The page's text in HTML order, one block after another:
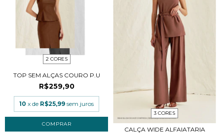
2 CORES
TOP SEM ALÇAS COURO P.U
R$259,90
10 x de R$25,99 sem juros
COMPRAR
3 CORES
CALÇA WIDE ALFAIATARIA